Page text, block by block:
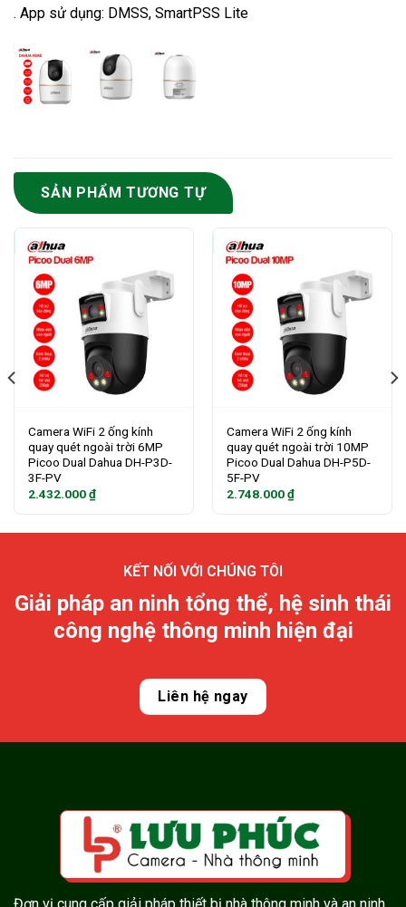
. App sử dụng: DMSS, SmartPSS Lite
SẢN PHẨM TƯƠNG TỰ
Camera WiFi 2 ống kính
quay quét ngoài trời 6MP
Picoo Dual Dahua DH-P3D-
3F-PV
2.432.000₫
Camera WiFi 2 ống kính
quay quét ngoài trời 10MP
Picoo Dual Dahua DH-P5D-
5F-PV
2.748.000₫
KẾT NỐI VỚI CHÚNG TÔI
Giải pháp an ninh tổng thể, hệ sinh thái
công nghệ thông minh hiện đại
Liên hệ ngay